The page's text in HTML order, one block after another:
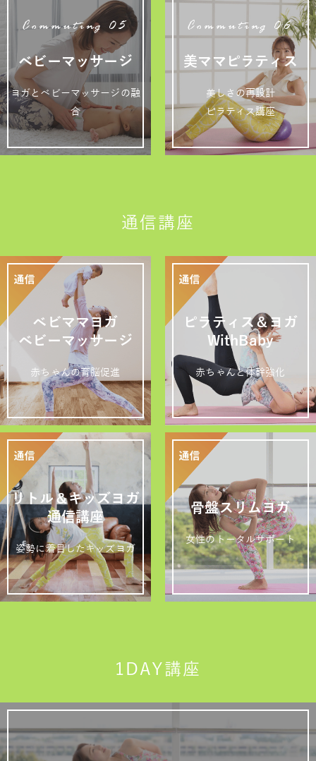
Commuting 05
ベビーマッサージ
ヨガとベビーマッサージの融
合
Commuting 06
美ママピラティス
美しさの再設計
ピラティス講座
通信講座
ベビママヨガ
ベビーマッサージ
赤ちゃんの育脳促進
ピラティス＆ヨガ
WithBaby
赤ちゃんと体幹強化
リトル＆キッズヨガ
通信講座
姿勢に着目したキッズヨガ
骨盤スリムヨガ
女性のトータルサポート
1DAY講座